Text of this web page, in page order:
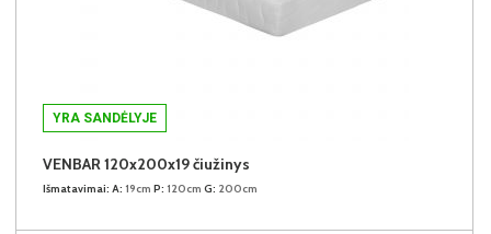
YRA SANDĖLYJE
VENBAR 120x200x19 čiužinys
Išmatavimai: A: 19cm P: 120cm G: 200cm